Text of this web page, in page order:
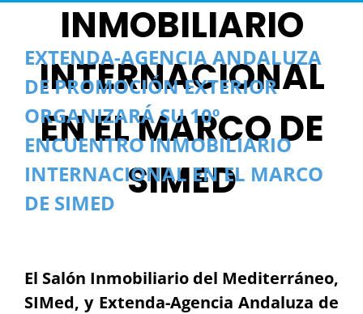
INMOBILIARIO
INTERNACIONAL
EN EL MARCO DE
SIMED
EXTENDA-AGENCIA ANDALUZA
DE PROMOCIÓN EXTERIOR
ORGANIZARÁ SU 10º
ENCUENTRO INMOBILIARIO
INTERNACIONAL EN EL MARCO
DE SIMED
El Salón Inmobiliario del Mediterráneo,
SIMed, y Extenda-Agencia Andaluza de